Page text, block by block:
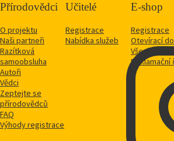
Přírodovědci
O projektu
Naši partneři
Razítková
samoobsluha
Autoři
Vědci
Zeptejte se
přírodovědců
FAQ
Výhody registrace
Učitelé
Registrace
Nabídka služeb
E-shop
Registrace
Otevírací
Vše o nákupu
Reklamační